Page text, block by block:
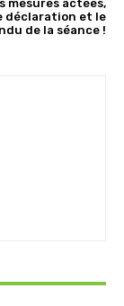
mesures actées,
déclaration et le
de la séance !